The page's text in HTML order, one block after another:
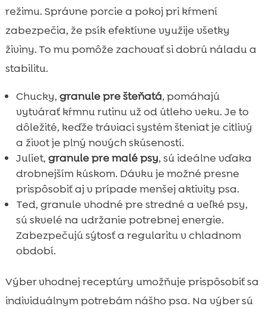
režimu. Správne porcie a pokoj pri kŕmení
zabezpečia, že psík efektívne využije všetky
živiny. To mu pomôže zachovať si dobrú náladu a
stabilitu.
Chucky, granule pre šteňatá, pomáhajú
vytvárať kŕmnu rutinu už od útleho veku. Je to
dôležité, keďže tráviaci systém šteniat je citlivý
a život je plný nových skúseností.
Juliet, granule pre malé psy, sú ideálne vďaka
drobnejším kúskom. Dávku je možné presne
prispôsobiť aj v prípade menšej aktivity psa.
Ted, granule vhodné pre stredné a veľké psy,
sú skvelé na udržanie potrebnej energie.
Zabezpečujú sýtosť a regularitu v chladnom
období.
Výber vhodnej receptúry umožňuje prispôsobiť sa
individuálnym potrebám nášho psa. Na výber sú